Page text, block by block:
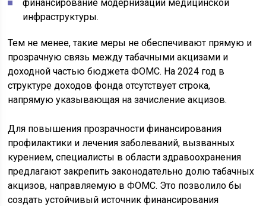
финансирование модернизации медицинской
инфраструктуры.
Тем не менее, такие меры не обеспечивают прямую и
прозрачную связь между табачными акцизами и
доходной частью бюджета ФОМС. На 2024 год в
структуре доходов фонда отсутствует строка,
напрямую указывающая на зачисление акцизов.
Для повышения прозрачности финансирования
профилактики и лечения заболеваний, вызванных
курением, специалисты в области здравоохранения
предлагают закрепить законодательно долю табачных
акцизов, направляемую в ФОМС. Это позволило бы
создать устойчивый источник финансирования